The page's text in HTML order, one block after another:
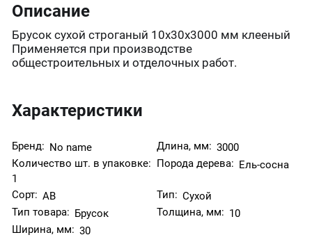
Описание
Брусок сухой строганый 10х30х3000 мм клееный
Применяется при производстве
общестроительных и отделочных работ.
Характеристики
Бренд: No name Длина, мм: 3000
Количество шт. в упаковке:
1
Порода дерева: Ель-сосна
Сорт: АВ Тип: Сухой
Тип товара: Брусок Толщина, мм: 10
Ширина, мм: 30